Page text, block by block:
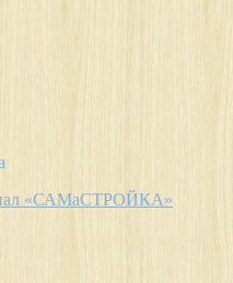
«САМаСТРОЙКА»